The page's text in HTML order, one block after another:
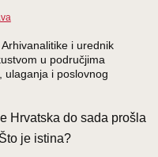
i urednik
u područjima
ulaganja i poslovnog
Hrvatska do sada prošla
je istina?